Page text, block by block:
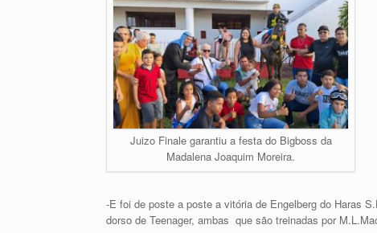
Juizo Finale garantiu a festa do Bigboss da
Madalena Joaquim Moreira.
-E foi de poste a poste a vitória de Engelberg do Haras
dorso de Teenager, ambas que são treinadas por